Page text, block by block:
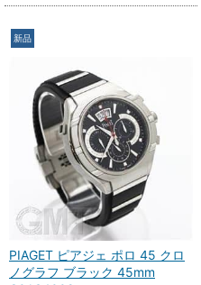
新品
PIAGET ピアジェ ポロ 45 クロ
ノグラフ ブラック 45mm